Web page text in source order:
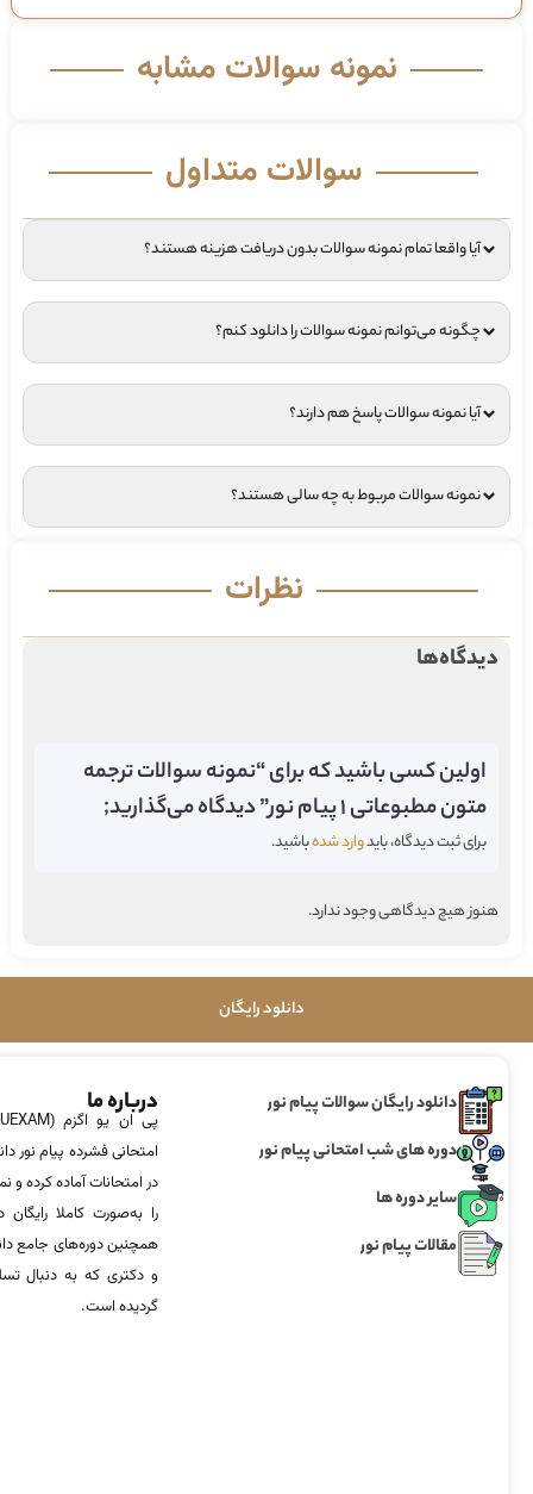
نمونه سوالات مشابه
سوالات متداول
آیا واقعا تمام نمونه سوالات بدون دریافت هزینه هستند؟
چگونه می‌توانم نمونه سوالات را دانلود کنم؟
آیا نمونه سوالات پاسخ هم دارند؟
نمونه سوالات مربوط به چه سالی هستند؟
نظرات
دیدگاه‌ها
اولین کسی باشید که برای “نمونه سوالات ترجمه
متون مطبوعاتی 1 پیام نور” دیدگاه می‌گذارید;
برای ثبت دیدگاه، بایدوارد شدهباشید.
هنوز هیچ دیدگاهی وجود ندارد.
دانلود رایگان
دانلود رایگان سوالات پیام نور
دوره های شب امتحانی پیام نور
سایر دوره ها
مقالات پیام نور
درباره ما
امتحانی فشرده پیام نور
در امتحانات آماده‌ کرده
را به‌صورت کاملا
همچنین دوره‌های جامع
و دکتری که به دنبال
گردیده است.